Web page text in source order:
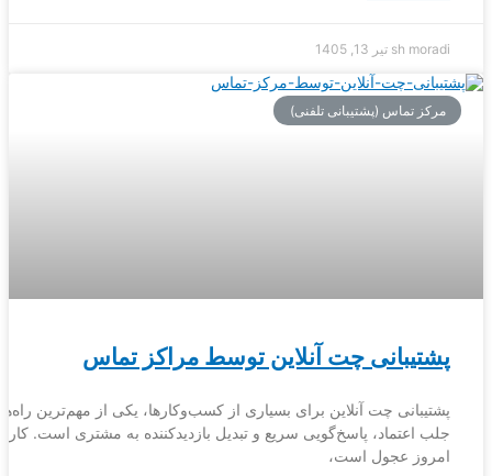
sh moradi تیر 13, 1405
مرکز تماس (پشتیبانی تلفنی)
پشتیبانی چت آنلاین توسط مراکز تماس
پشتیبانی چت آنلاین برای بسیاری از کسب‌وکارها، یکی از مهم‌ترین
جلب اعتماد، پاسخ‌گویی سریع و تبدیل بازدیدکننده به مشتری است.
امروز عجول است،